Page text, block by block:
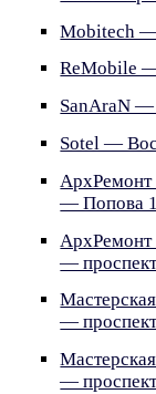
Mobitech
ReMobile
SanAraN —
Sotel —
АрхРемонт
— Попова
АрхРемонт
—
—
—